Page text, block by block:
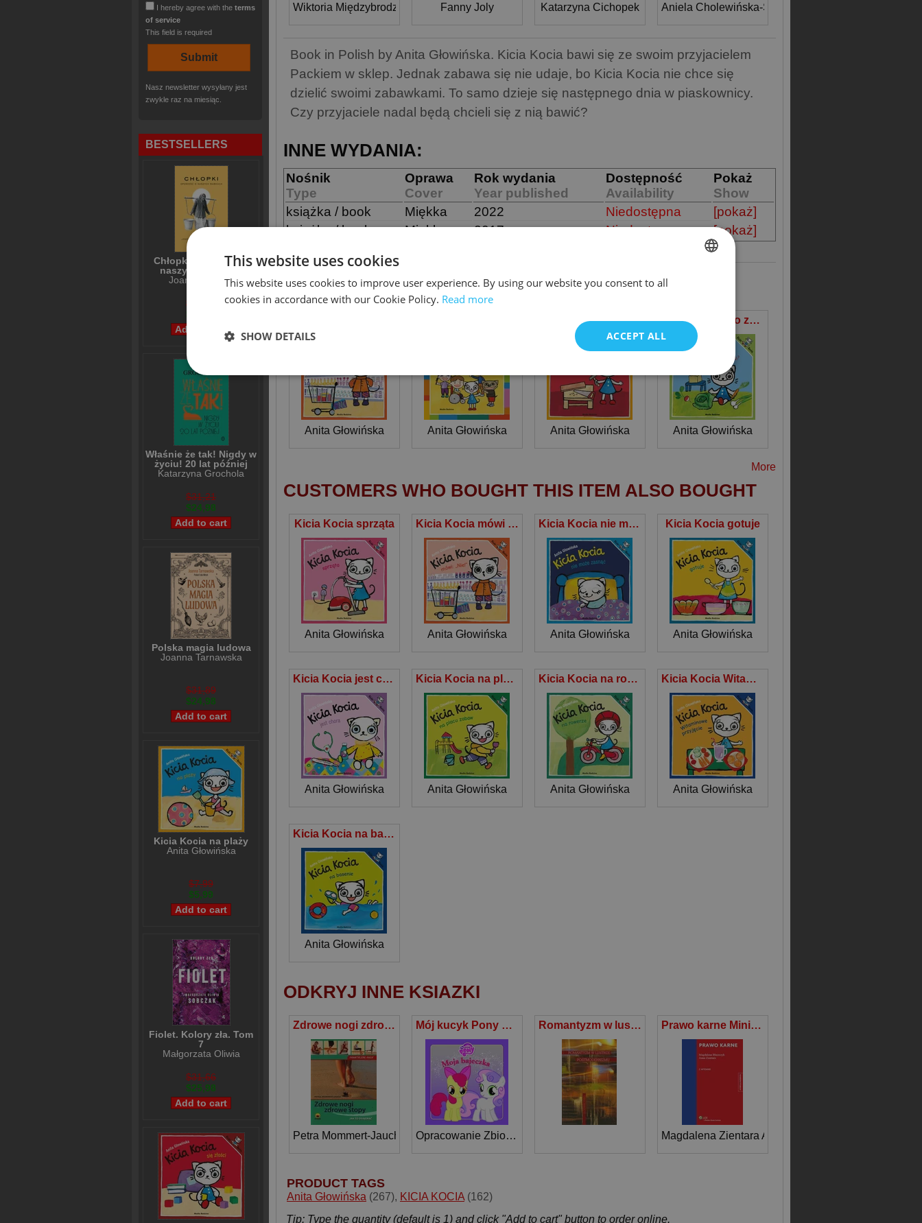
I hereby agree with the terms
of service
This field is required
Nasz newsletter wysyłany jest
zwykle raz na miesiąc.
BESTSELLERS
Chłopki Opowieść o
naszych babkach
Joanna Kuciel-
$36,38
Właśnie że tak! Nigdy w
życiu! 20 lat później
Katarzyna Grochola
$31,21
$24,98
Polska magia ludowa
Joanna Tarnawska
$31,89
$24,98
Kicia Kocia na plaży
Anita Głowińska
$7,99
$5,99
Fiolet. Kolory zła. Tom
7
Małgorzata Oliwia
$31,66
$25,98
Wiktoria Międzybrodzka Fanny Joly Katarzyna Cichopek Aniela Cholewińska-Szkolik
Book in Polish by Anita Głowińska. Kicia Kocia bawi się ze swoim przyjacielem
Packiem w sklep. Jednak zabawa się nie udaje, bo Kicia Kocia nie chce się
dzielić swoimi zabawkami. To samo dzieje się następnego dnia w piaskownicy.
Czy przyjaciele nadal będą chcieli się z nią bawić?
INNE WYDANIA:
Nośnik
Type
Oprawa
Cover
Rok wydania
Year published
Dostępność
Availability
Pokaż
Show
książka / book
Miękka 2022 Niedostępna
[pokaż]
książka / book
Miękka 2017 Niedostępna [pokaż]
SIMILAR BOOKS
Anita Głowińska Anita Głowińska
Kicia Kocia majsterkuje
Anita Głowińska
Kicia Kocia. Co zasiejemy w ogródku?
Anita Głowińska
More
CUSTOMERS WHO BOUGHT THIS ITEM ALSO BOUGHT
Kicia Kocia sprząta
Anita Głowińska
Kicia Kocia mówi NIE!
Anita Głowińska
Kicia Kocia nie może zasnąć
Anita Głowińska
Kicia Kocia gotuje
Anita Głowińska
Kicia Kocia jest chora
Anita Głowińska
Kicia Kocia na placu zabaw
Anita Głowińska
Kicia Kocia na rowerze
Anita Głowińska
Kicia Kocia Witaminowe przyjęcie
Anita Głowińska
Kicia Kocia na basenie
Anita Głowińska
ODKRYJ INNE KSIAZKI
Zdrowe nogi zdrowe stopy Jak to osiągnąć
Petra Mommert-Jauch
Mój kucyk Pony Znaczkowa liga
Opracowanie Zbiorowe
Romantyzm w lustrze postmodernizmu i odwrotnie Prawo karne Minirepetytorium
Magdalena Zientara Anna Błaszczyk
PRODUCT TAGS
Anita Głowińska (267), KICIA KOCIA (162)
Tip: Type the quantity (default is 1) and click "Add to cart" button to order online.
This website uses cookies
This website uses cookies to improve user experience. By using our website you consent to all
cookies in accordance with our Cookie Policy. Read more
ACCEPT ALL
SHOW DETAILS